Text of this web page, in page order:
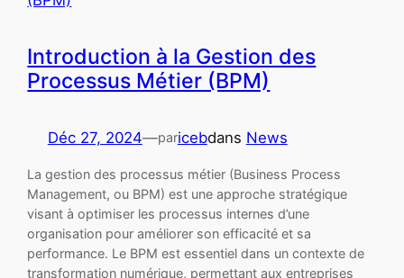
Introduction à la Gestion des
Processus Métier (BPM)
Déc 27, 2024—paricebdans News
La gestion des processus métier (Business Process
Management, ou BPM) est une approche stratégique
visant à optimiser les processus internes d’une
organisation pour améliorer son efficacité et sa
performance. Le BPM est essentiel dans un contexte de
transformation numérique, permettant aux entreprises